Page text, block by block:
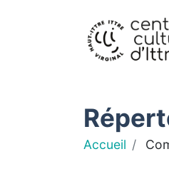
Accueil